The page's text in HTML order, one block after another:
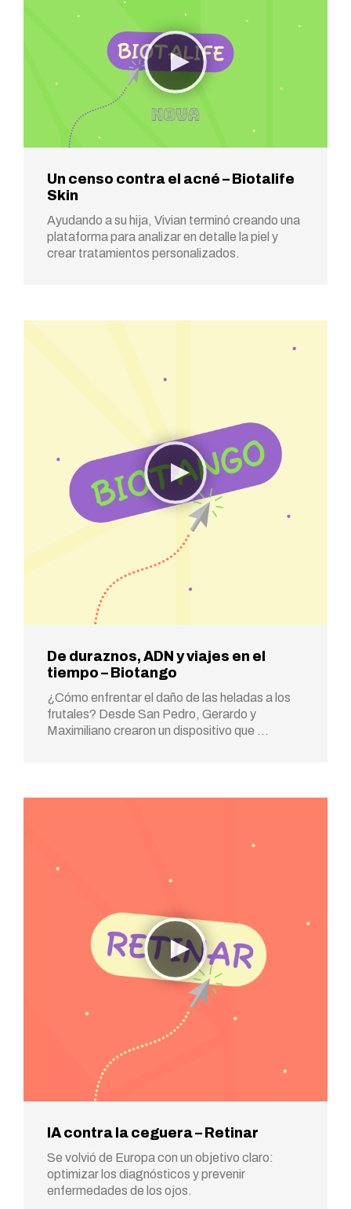
Un censo contra el acné – Biotalife
Skin
Ayudando a su hija, Vivian terminó creando una
plataforma para analizar en detalle la piel y
crear tratamientos personalizados.
De duraznos, ADN y viajes en el
tiempo – Biotango
¿Cómo enfrentar el daño de las heladas a los
frutales? Desde San Pedro, Gerardo y
Maximiliano crearon un dispositivo que …
IA contra la ceguera – Retinar
Se volvió de Europa con un objetivo claro:
optimizar los diagnósticos y prevenir
enfermedades de los ojos.